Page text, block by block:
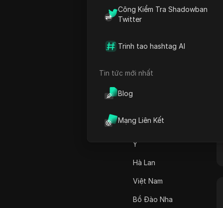
Công Kiểm Tra Shadowban
Twitter
Trinh tao hashtag AI
Tin tức mới nhất
Blog
Mạng Liên Kết
AliExpress
Amazon
Amazon DSP
Apple Pay
ASOS
BestBuy
Binance Pay
Bing Ads
Nhật Bản
Hợp chủng quốc Hoa
Pháp
Ấn Độ
Ý
Hà Lan
Việt Nam
Bồ Đào Nha